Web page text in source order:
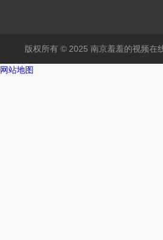
版权所有 © 2025 南京羞羞的视频在
网站地图